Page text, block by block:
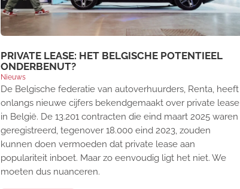
PRIVATE LEASE: HET BELGISCHE POTENTIEEL
ONDERBENUT?
Nieuws
De Belgische federatie van autoverhuurders, Renta, heeft
onlangs nieuwe cijfers bekendgemaakt over private lease
in België. De 13.201 contracten die eind maart 2025 waren
geregistreerd, tegenover 18.000 eind 2023, zouden
kunnen doen vermoeden dat private lease aan
populariteit inboet. Maar zo eenvoudig ligt het niet. We
moeten dus nuanceren.